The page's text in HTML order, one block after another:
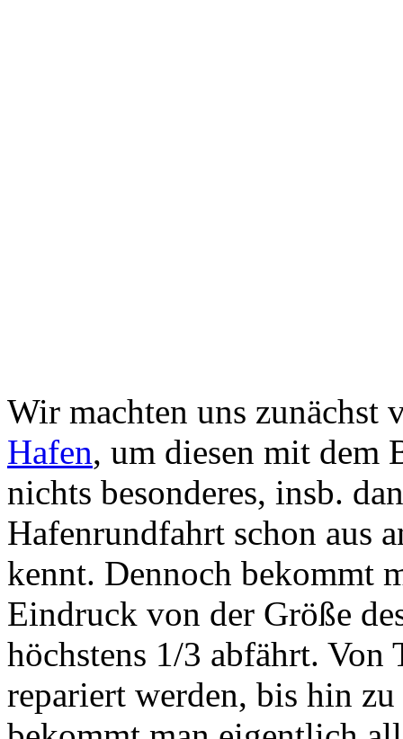
Wir machten uns zunächst
Hafen, um diesen mit dem
nichts besonderes, insb.
Hafenrundfahrt schon aus
kennt. Dennoch bekommt
Eindruck von der Größe
höchstens 1/3 abfährt.
repariert werden, bis hin